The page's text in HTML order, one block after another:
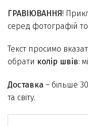
ГРАВІЮВАННЯ!
серед фотографій
Текст просимо
обрати колір швів:
Доставка – більше
та світу.